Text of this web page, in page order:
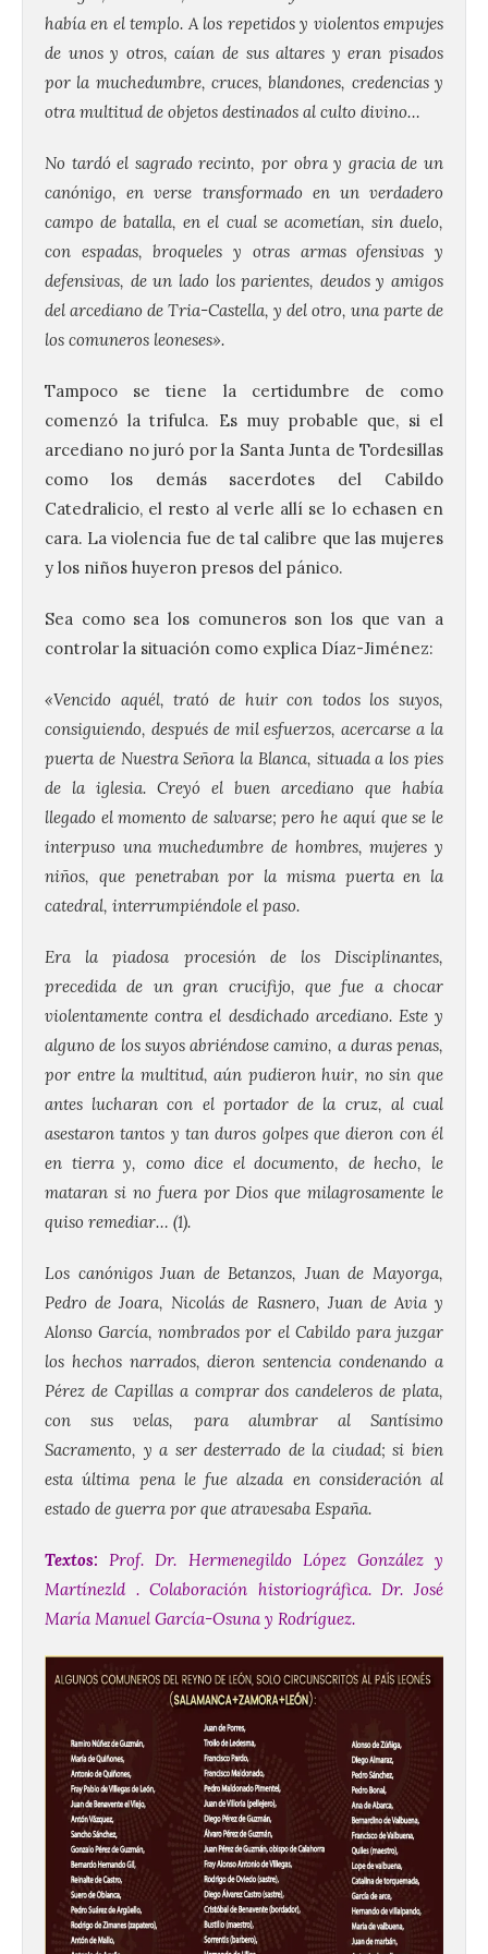
había en el templo. A los repetidos y violentos empujes
de unos y otros, caían de sus altares y eran pisados
por la muchedumbre, cruces, blandones, credencias y
otra multitud de objetos destinados al culto divino…
No tardó el sagrado recinto, por obra y gracia de un
canónigo, en verse transformado en un verdadero
campo de batalla, en el cual se acometían, sin duelo,
con espadas, broqueles y otras armas ofensivas y
defensivas, de un lado los parientes, deudos y amigos
del arcediano de Tria-Castella, y del otro, una parte de
los comuneros leoneses».
Tampoco se tiene la certidumbre de como
comenzó la trifulca. Es muy probable que, si el
arcediano no juró por la Santa Junta de Tordesillas
como los demás sacerdotes del Cabildo
Catedralicio, el resto al verle allí se lo echasen en
cara. La violencia fue de tal calibre que las mujeres
y los niños huyeron presos del pánico.
Sea como sea los comuneros son los que van a
controlar la situación como explica Díaz-Jiménez:
«Vencido aquél, trató de huir con todos los suyos,
consiguiendo, después de mil esfuerzos, acercarse a la
puerta de Nuestra Señora la Blanca, situada a los pies
de la iglesia. Creyó el buen arcediano que había
llegado el momento de salvarse; pero he aquí que se le
interpuso una muchedumbre de hombres, mujeres y
niños, que penetraban por la misma puerta en la
catedral, interrumpiéndole el paso.
Era la piadosa procesión de los Disciplinantes,
precedida de un gran crucifijo, que fue a chocar
violentamente contra el desdichado arcediano. Este y
alguno de los suyos abriéndose camino, a duras penas,
por entre la multitud, aún pudieron huir, no sin que
antes lucharan con el portador de la cruz, al cual
asestaron tantos y tan duros golpes que dieron con él
en tierra y, como dice el documento, de hecho, le
mataran si no fuera por Dios que milagrosamente le
quiso remediar… (1).
Los canónigos Juan de Betanzos, Juan de Mayorga,
Pedro de Joara, Nicolás de Rasnero, Juan de Avia y
Alonso García, nombrados por el Cabildo para juzgar
los hechos narrados, dieron sentencia condenando a
Pérez de Capillas a comprar dos candeleros de plata,
con sus velas, para alumbrar al Santísimo
Sacramento, y a ser desterrado de la ciudad; si bien
esta última pena le fue alzada en consideración al
estado de guerra por que atravesaba España.
Textos: Prof. Dr. Hermenegildo López González y
Martínezld. Colaboración historiográfica. Dr. José
María Manuel García-Osuna y Rodríguez.
Vuelve la tradicional Feria
de Dulces del Convento a
Gradefes
7 Ago 2026
Tendrá lugar el 9 de
agosto en los aledaños del
monasterio cisterciense